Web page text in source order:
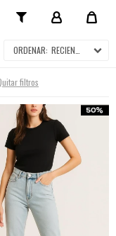
RECIENTES
filtros